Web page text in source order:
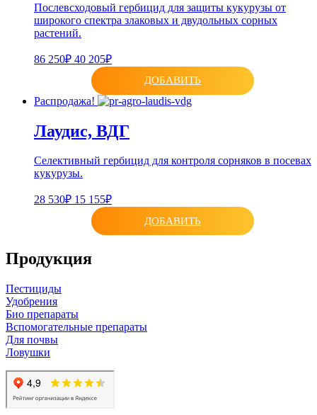
Послевсходовый гербицид для защиты кукурузы от
широкого спектра злаковых и двудольных сорных
растений.
86 250₽ 40 205₽
ДОБАВИТЬ
Распродажа!
Лаудис, ВДГ
Селективный гербицид для контроля сорняков в посевах
кукурузы.
28 530₽ 15 155₽
ДОБАВИТЬ
Продукция
Пестициды
Удобрения
Био препараты
Вспомогательные препараты
Для почвы
Ловушки